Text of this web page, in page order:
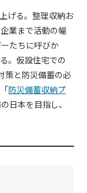
げる。整理収納お
業まで活動の幅
たちに呼びか
。仮設住宅での
策と防災備蓄の必
防災備蓄収納プ
日本を目指し、